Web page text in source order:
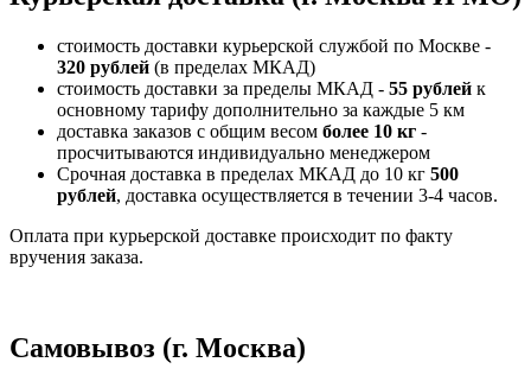
стоимость доставки курьерской службой по Москве -
320 рублей (в пределах МКАД)
стоимость доставки за пределы МКАД - 55 рублей к
основному тарифу дополнительно за каждые 5 км
доставка заказов с общим весом более 10 кг -
просчитываются индивидуально менеджером
Срочная доставка в пределах МКАД до 10 кг 500
рублей, доставка осуществляется в течении 3-4 часов.
Оплата при курьерской доставке происходит по факту
вручения заказа.
Самовывоз (г. Москва)